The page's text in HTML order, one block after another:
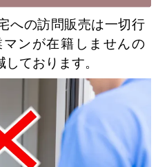
への訪問販売は一切行
ンが在籍しませんの
ております。